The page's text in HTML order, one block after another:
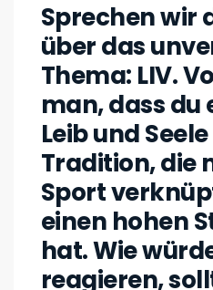
Sprechen wir
über das
Thema: LIV.
man, dass du
Leib und
Tradition, die
Sport
einen hohen
hat. Wie
reagieren,